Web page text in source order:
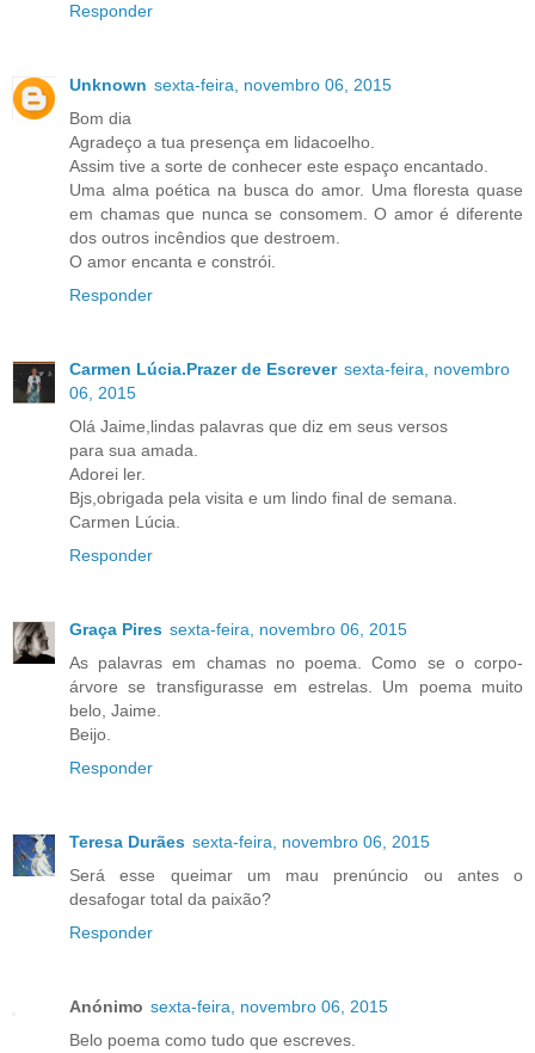
Responder
Unknown sexta-feira, novembro 06, 2015
Bom dia
Agradeço a tua presença em lidacoelho.
Assim tive a sorte de conhecer este espaço encantado.
Uma alma poética na busca do amor. Uma floresta quase
em chamas que nunca se consomem. O amor é diferente
dos outros incêndios que destroem.
O amor encanta e constrói.
Responder
Carmen Lúcia.Prazer de Escrever sexta-feira, novembro
06, 2015
Olá Jaime,lindas palavras que diz em seus versos
para sua amada.
Adorei ler.
Bjs,obrigada pela visita e um lindo final de semana.
Carmen Lúcia.
Responder
Graça Pires sexta-feira, novembro 06, 2015
As palavras em chamas no poema. Como se o corpo-
árvore se transfigurasse em estrelas. Um poema muito
belo, Jaime.
Beijo.
Responder
Teresa Durães sexta-feira, novembro 06, 2015
Será esse queimar um mau prenúncio ou antes o
desafogar total da paixão?
Responder
Anónimo sexta-feira, novembro 06, 2015
Belo poema como tudo que escreves.